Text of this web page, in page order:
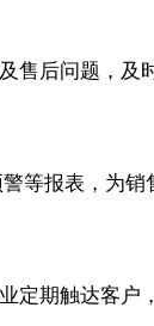
后问题，及
等报表，为销
定期触达客户